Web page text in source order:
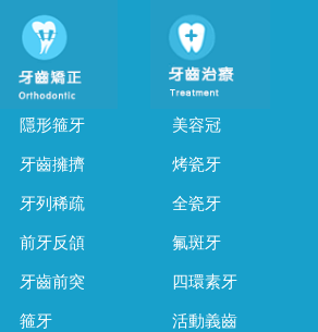
隱形箍牙
牙齒擁擠
牙列稀疏
前牙反頜
牙齒前突
箍牙
美容冠
烤瓷牙
全瓷牙
氟斑牙
四環素牙
活動義齒